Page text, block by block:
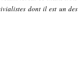
dont il est un des